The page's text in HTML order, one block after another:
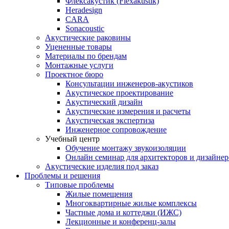
Heradesign
CARA
Sonacoustic
Акустические раковины
Уцененные товары
Материалы по брендам
Монтажные услуги
Проектное бюро
Консультации инженеров-акустиков
Акустическое проектирование
Акустический дизайн
Акустические измерения и расчеты
Акустическая экспертиза
Инженерное сопровождение
Учебный центр
Обучение монтажу звукоизоляции
Онлайн семинар для архитекторов и
Акустические изделия под заказ
Проблемы и решения
Типовые проблемы
Жилые помещения
Многоквартирные жилые комплексы
Частные дома и коттеджи (ИЖС)
Лекционные и конференц-залы